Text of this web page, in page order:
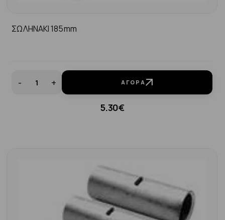
ΣΩΛΗΝΑΚΙ 185mm
- + ΑΓΟΡΆ
5.30€